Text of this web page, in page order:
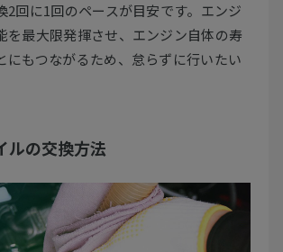
2回に1回のペースが目安です。エンジ
を最大限発揮させ、エンジン自体の寿
にもつながるため、怠らずに行いたい
ルの交換方法